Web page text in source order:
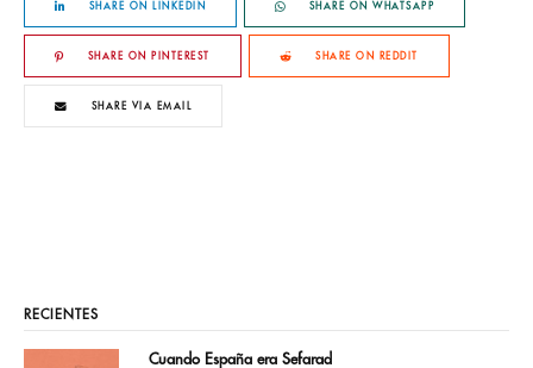
SHARE ON LINKEDIN SHARE ON WHATSAPP
SHARE ON PINTEREST SHARE ON REDDIT
SHARE VIA EMAIL
RECIENTES
Cuando España era Sefarad